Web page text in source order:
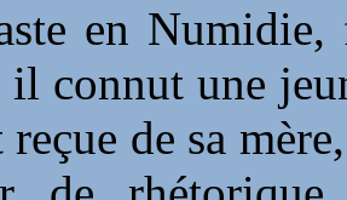
en
connut une
de sa